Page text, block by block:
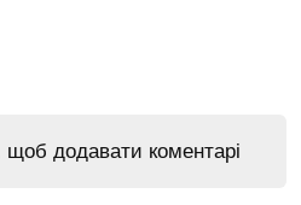
щоб додавати коментарі